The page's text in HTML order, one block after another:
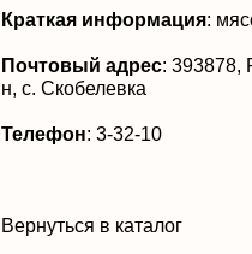
Краткая информация:
Почтовый адрес: 393878,
н, с. Скобелевка
Телефон: 3-32-10
Вернуться в каталог